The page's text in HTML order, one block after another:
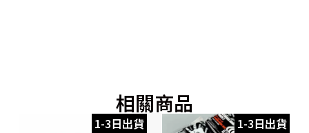
相關商品
1-3日出貨 1-3日出貨